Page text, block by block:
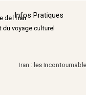
Sauter
▼
Infos Pratiques
de l'Iran
voyage culturel
Iran : les